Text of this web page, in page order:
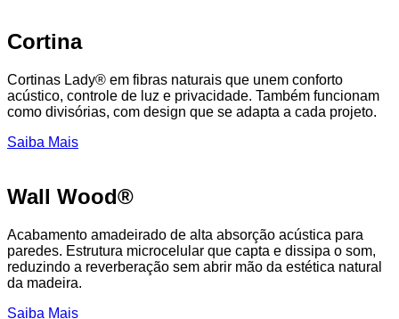
Cortina
Cortinas Lady® em fibras naturais que unem conforto
acústico, controle de luz e privacidade. Também funcionam
como divisórias, com design que se adapta a cada projeto.
Saiba Mais
Wall Wood®
Acabamento amadeirado de alta absorção acústica para
paredes. Estrutura microcelular que capta e dissipa o som,
reduzindo a reverberação sem abrir mão da estética natural
da madeira.
Saiba Mais